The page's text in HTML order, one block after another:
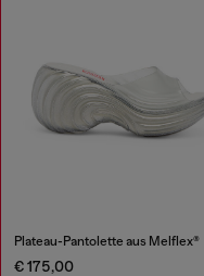
Plateau-Pantolette aus Melflex®
€ 175,00